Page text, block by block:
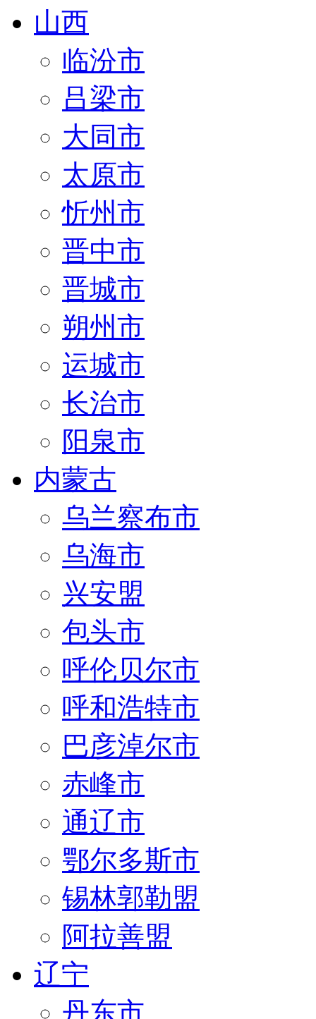
山西
临汾市
吕梁市
大同市
太原市
忻州市
晋中市
晋城市
朔州市
运城市
长治市
阳泉市
内蒙古
乌兰察布市
乌海市
兴安盟
包头市
呼伦贝尔市
呼和浩特市
巴彦淖尔市
赤峰市
通辽市
鄂尔多斯市
锡林郭勒盟
阿拉善盟
辽宁
丹东市